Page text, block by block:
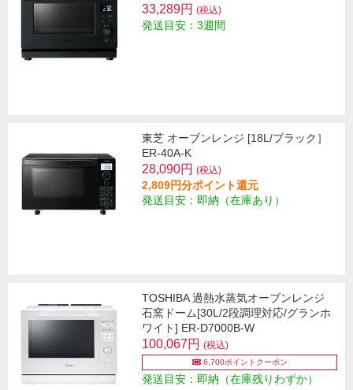
33,289円 (税込)
発送目安：3週間
東芝 オーブンレンジ [18L/ブラック］
ER-40A-K
28,090円 (税込)
2,809円分ポイント還元
発送目安：即納（在庫あり）
TOSHIBA 過熱水蒸気オーブンレンジ
石窯ドーム[30L/2段調理対応/グランホ
ワイト] ER-D7000B-W
100,067円 (税込)
6,700ポイントクーポン
発送目安：即納（在庫残りわずか）